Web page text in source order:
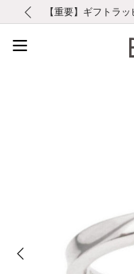
お修
【重要】令和８
【重要】ギフトラ
【重要】
税込5,500円以
新規会員
LINE友だ
会員限定！レ
お修
【重要】令和８